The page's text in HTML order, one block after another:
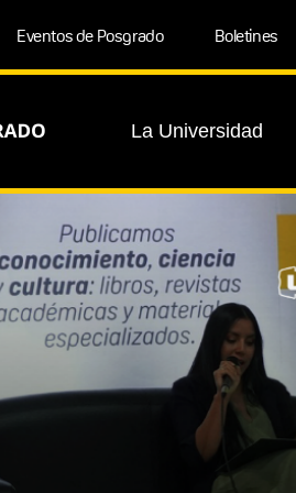
Eventos de Posgrado Boletines
La Universidad